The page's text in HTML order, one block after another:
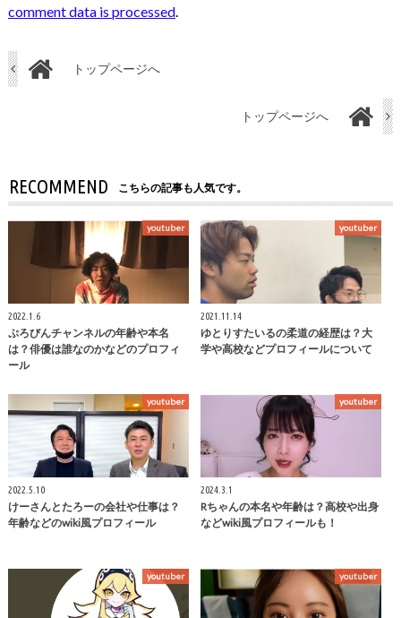
comment data is processed.
トップページへ
トップページへ
RECOMMEND こちらの記事も人気です。
youtuber
2022.1.6
ぷろびんチャンネルの年齢や本名
は？俳優は誰なのかなどのプロフィ
ール
youtuber
2021.11.14
ゆとりすたいるの柔道の経歴は？大
学や高校などプロフィールについて
youtuber
2022.5.10
けーさんとたろーの会社や仕事は？
年齢などのwiki風プロフィール
youtuber
2024.3.1
Rちゃんの本名や年齢は？高校や出身
などwiki風プロフィールも！
youtuber youtuber